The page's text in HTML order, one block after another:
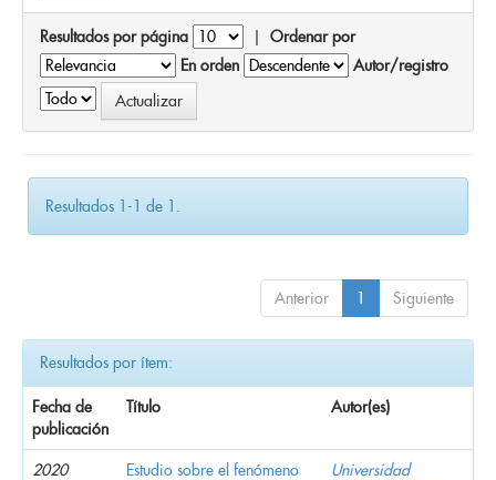
Resultados por página | Ordenar por
En orden
Autor/registro
Resultados 1-1 de 1.
Anterior 1 Siguiente
Resultados por ítem:
Fecha de
publicación
Título Autor(es)
2020
Estudio sobre el fenómeno
Universidad